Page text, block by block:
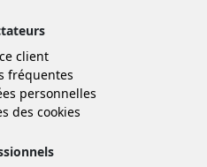
client
fréquentes
personnelles
des cookies